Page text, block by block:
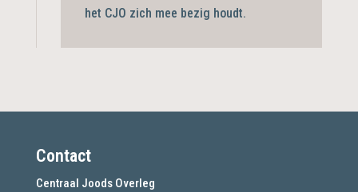
het CJO zich mee bezig houdt.
Contact
Centraal Joods Overleg